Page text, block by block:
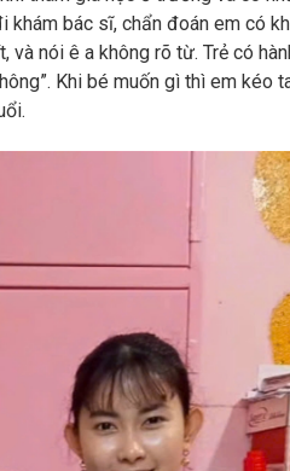
bác sĩ, chẩn đoán em có
nói ê a không rõ từ. Trẻ có
Khi bé muốn gì thì em kéo